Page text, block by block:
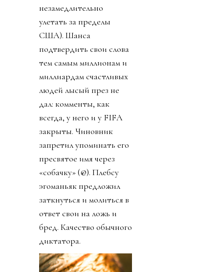
незамедлительно
улетать за пределы
США). Шанса
подтвердить свои слова
тем самым миллионам и
миллиардам счастливых
людей лысый през не
дал: комменты, как
всегда, у него и у FIFA
закрыты. Чиновник
запретил упоминать его
пресвятое имя через
«собачку» (@). Плебсу
эгоманьяк предложил
заткнуться и молиться в
ответ свои на ложь и
бред. Качество обычного
диктатора.